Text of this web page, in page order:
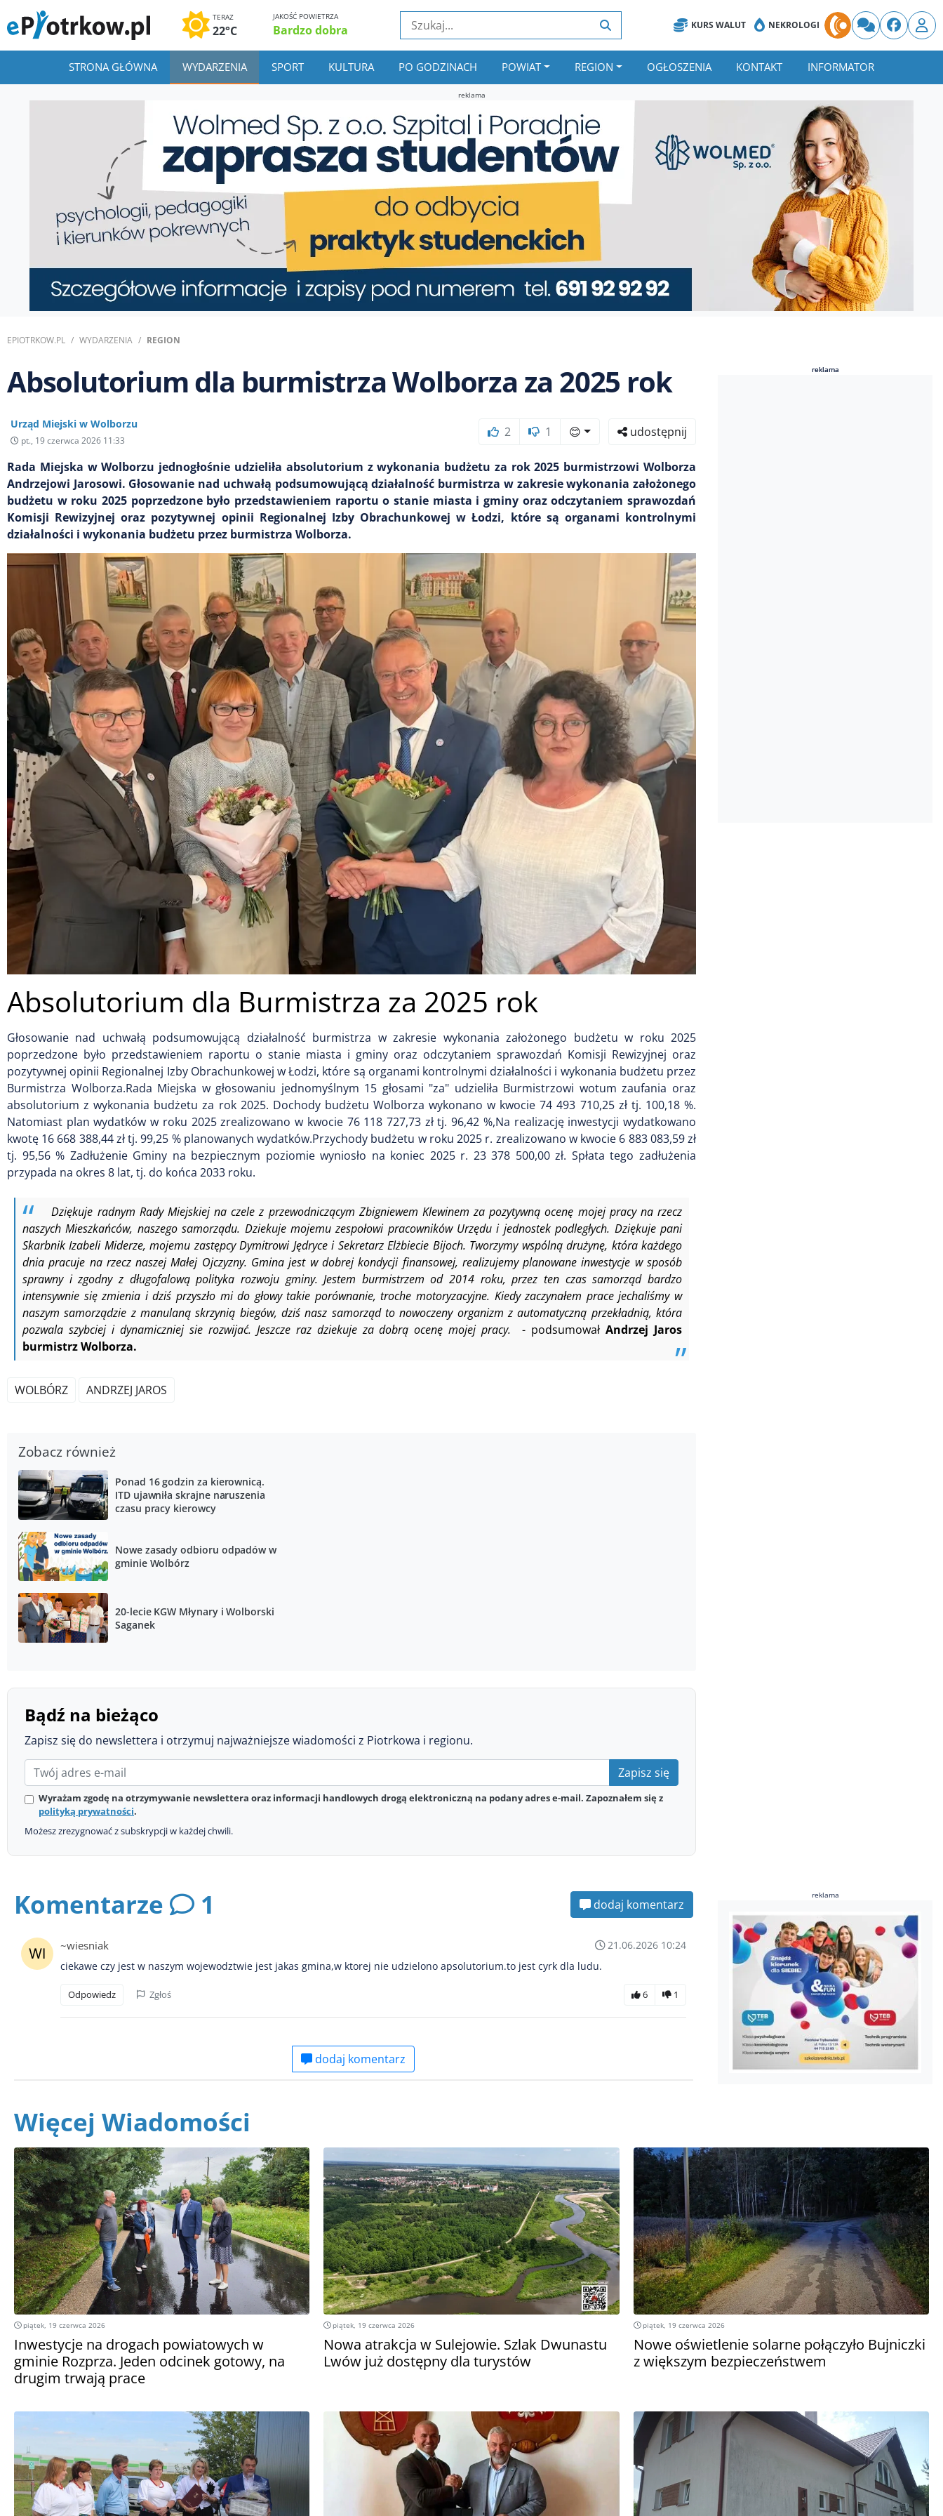
TERAZ
22°C
JAKOŚĆ POWIETRZA
Bardzo dobra KURS WALUT NEKROLOGI
STRONA GŁÓWNA WYDARZENIA SPORT KULTURA PO GODZINACH POWIAT REGION OGŁOSZENIA KONTAKT INFORMATOR
reklama
EPIOTRKOW.PL WYDARZENIA REGION
Absolutorium dla burmistrza Wolborza za 2025 rok
Urząd Miejski w Wolborzu
pt., 19 czerwca 2026 11:33
2 1 😊 udostępnij
Rada Miejska w Wolborzu jednogłośnie udzieliła absolutorium z wykonania budżetu za rok 2025 burmistrzowi Wolborza
Andrzejowi Jarosowi. Głosowanie nad uchwałą podsumowującą działalność burmistrza w zakresie wykonania założonego
budżetu w roku 2025 poprzedzone było przedstawieniem raportu o stanie miasta i gminy oraz odczytaniem sprawozdań
Komisji Rewizyjnej oraz pozytywnej opinii Regionalnej Izby Obrachunkowej w Łodzi, które są organami kontrolnymi
działalności i wykonania budżetu przez burmistrza Wolborza.
Absolutorium dla Burmistrza za 2025 rok
Głosowanie nad uchwałą podsumowującą działalność burmistrza w zakresie wykonania założonego budżetu w roku 2025
poprzedzone było przedstawieniem raportu o stanie miasta i gminy oraz odczytaniem sprawozdań Komisji Rewizyjnej oraz
pozytywnej opinii Regionalnej Izby Obrachunkowej w Łodzi, które są organami kontrolnymi działalności i wykonania budżetu przez
Burmistrza Wolborza.Rada Miejska w głosowaniu jednomyślnym 15 głosami "za" udzieliła Burmistrzowi wotum zaufania oraz
absolutorium z wykonania budżetu za rok 2025. Dochody budżetu Wolborza wykonano w kwocie 74 493 710,25 zł tj. 100,18 %.
Natomiast plan wydatków w roku 2025 zrealizowano w kwocie 76 118 727,73 zł tj. 96,42 %,Na realizację inwestycji wydatkowano
kwotę 16 668 388,44 zł tj. 99,25 % planowanych wydatków.Przychody budżetu w roku 2025 r. zrealizowano w kwocie 6 883 083,59 zł
tj. 95,56 % Zadłużenie Gminy na bezpiecznym poziomie wyniosło na koniec 2025 r. 23 378 500,00 zł. Spłata tego zadłużenia
przypada na okres 8 lat, tj. do końca 2033 roku.
Dziękuje radnym Rady Miejskiej na czele z przewodniczącym Zbigniewem Klewinem za pozytywną ocenę mojej pracy na rzecz
naszych Mieszkańców, naszego samorządu. Dziekuje mojemu zespołowi pracowników Urzędu i jednostek podległych. Dziękuje pani
Skarbnik Izabeli Miderze, mojemu zastępcy Dymitrowi Jędryce i Sekretarz Elżbiecie Bijoch. Tworzymy wspólną drużynę, która każdego
dnia pracuje na rzecz naszej Małej Ojczyzny. Gmina jest w dobrej kondycji finansowej, realizujemy planowane inwestycje w sposób
sprawny i zgodny z długofalową polityka rozwoju gminy. Jestem burmistrzem od 2014 roku, przez ten czas samorząd bardzo
intensywnie się zmienia i dziś przyszło mi do głowy takie porównanie, troche motoryzacyjne. Kiedy zaczynałem prace jechaliśmy w
naszym samorządzie z manulaną skrzynią biegów, dziś nasz samorząd to nowoczeny organizm z automatyczną przekładnią, która
pozwala szybciej i dynamiczniej sie rozwijać. Jeszcze raz dziekuje za dobrą ocenę mojej pracy.
- podsumowałAndrzej Jaros
burmistrz Wolborza.
WOLBÓRZ ANDRZEJ JAROS
Zobacz również
Ponad 16 godzin za kierownicą.
ITD ujawniła skrajne naruszenia
czasu pracy kierowcy
Nowe zasady odbioru odpadów w
gminie Wolbórz
20-lecie KGW Młynary i Wolborski
Saganek
Bądź na bieżąco
Zapisz się do newslettera i otrzymuj najważniejsze wiadomości z Piotrkowa i regionu.
Zapisz się
Wyrażam zgodę na otrzymywanie newslettera oraz informacji handlowych drogą elektroniczną na podany adres e-mail. Zapoznałem się z
polityką prywatności.
Możesz zrezygnować z subskrypcji w każdej chwili.
reklama
reklama
Komentarze 1 dodaj komentarz
~wiesniak
21.06.2026 10:24
ciekawe czy jest w naszym wojewodztwie jest jakas gmina,w ktorej nie udzielono apsolutorium.to jest cyrk dla ludu.
Odpowiedz Zgłoś 6 1
dodaj komentarz
reklama
Więcej Wiadomości
piątek, 19 czerwca 2026
Inwestycje na drogach powiatowych w
gminie Rozprza. Jeden odcinek gotowy, na
drugim trwają prace
piątek, 19 czerwca 2026
Nowa atrakcja w Sulejowie. Szlak Dwunastu
Lwów już dostępny dla turystów
piątek, 19 czerwca 2026
Nowe oświetlenie solarne połączyło Bujniczki
z większym bezpieczeństwem